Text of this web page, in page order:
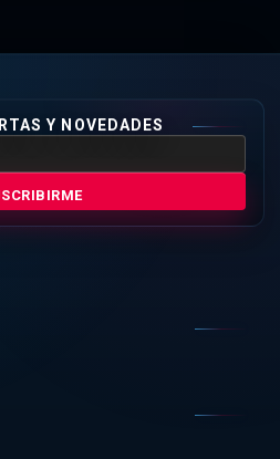
Y NOVEDADES